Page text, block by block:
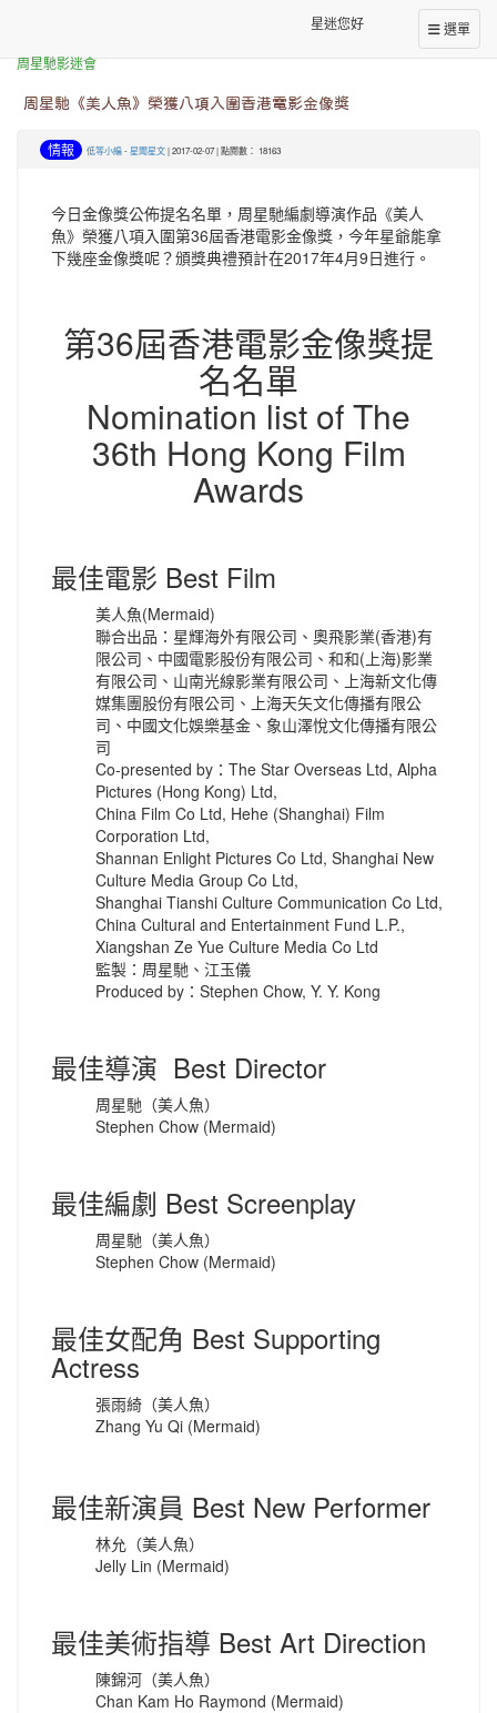
選單
星迷您好
周星馳影迷會
周星馳《美人魚》榮獲八項入圍香港電影金像獎
情報 低等小編-星聞星文| 2017-02-07 | 點閱數： 18163
今日金像獎公佈提名名單，周星馳編劇導演作品《美人
魚》榮獲八項入圍第36屆香港電影金像獎，今年星爺能拿
下幾座金像獎呢？頒獎典禮預計在2017年4月9日進行。
第36屆香港電影金像獎提
名名單
Nomination list of The
36th Hong Kong Film
Awards
最佳電影 Best Film
美人魚(Mermaid)
聯合出品：星輝海外有限公司、奧飛影業(香港)有
限公司、中國電影股份有限公司、和和(上海)影業
有限公司、山南光線影業有限公司、上海新文化傳
媒集團股份有限公司、上海天矢文化傳播有限公
司、中國文化娛樂基金、象山澤悅文化傳播有限公
司
Co-presented by：The Star Overseas Ltd, Alpha
Pictures (Hong Kong) Ltd,
China Film Co Ltd, Hehe (Shanghai) Film
Corporation Ltd,
Shannan Enlight Pictures Co Ltd, Shanghai New
Culture Media Group Co Ltd,
Shanghai Tianshi Culture Communication Co Ltd,
China Cultural and Entertainment Fund L.P.,
Xiangshan Ze Yue Culture Media Co Ltd
監製：周星馳、江玉儀
Produced by：Stephen Chow, Y. Y. Kong
最佳導演 Best Director
周星馳（美人魚）
Stephen Chow (Mermaid)
最佳編劇 Best Screenplay
周星馳（美人魚）
Stephen Chow (Mermaid)
最佳女配角 Best Supporting
Actress
張雨綺（美人魚）
Zhang Yu Qi (Mermaid)
最佳新演員 Best New Performer
林允（美人魚）
Jelly Lin (Mermaid)
最佳美術指導 Best Art Direction
陳錦河（美人魚）
Chan Kam Ho Raymond (Mermaid)